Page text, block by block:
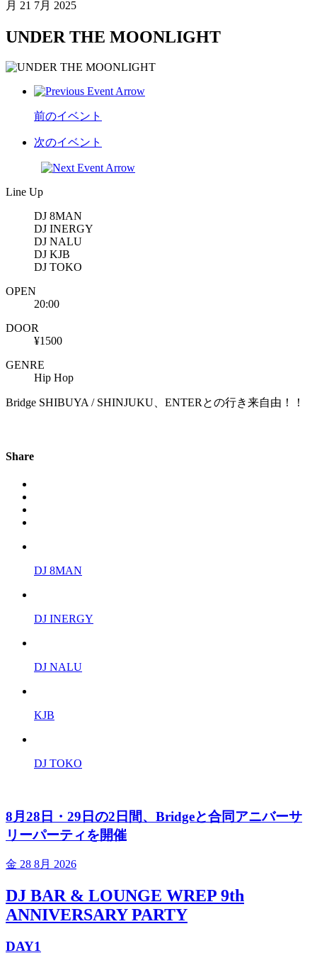
月 21 7月 2025
UNDER THE MOONLIGHT
前のイベント
次のイベント
Line Up
DJ 8MAN
DJ INERGY
DJ NALU
DJ KJB
DJ TOKO
OPEN
20:00
DOOR
¥1500
GENRE
Hip Hop
Bridge SHIBUYA / SHINJUKU、ENTERとの行き来自由！！
Share
DJ 8MAN
DJ INERGY
DJ NALU
KJB
DJ TOKO
8月28日・29日の2日間、Bridgeと合同アニバーサ
リーパーティを開催
金 28 8月 2026
DJ BAR & LOUNGE WREP 9th
ANNIVERSARY PARTY
DAY1